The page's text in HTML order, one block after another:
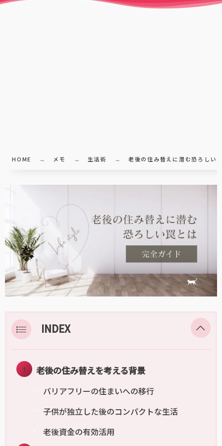
HOME メモ 生活術 老後の住み替えに潜む恐ろしい
INDEX
老後の住み替えを考える背景
バリアフリーの住まいへの移行
子供が独立した後のコンパクトな生活
老後資金の有効活用